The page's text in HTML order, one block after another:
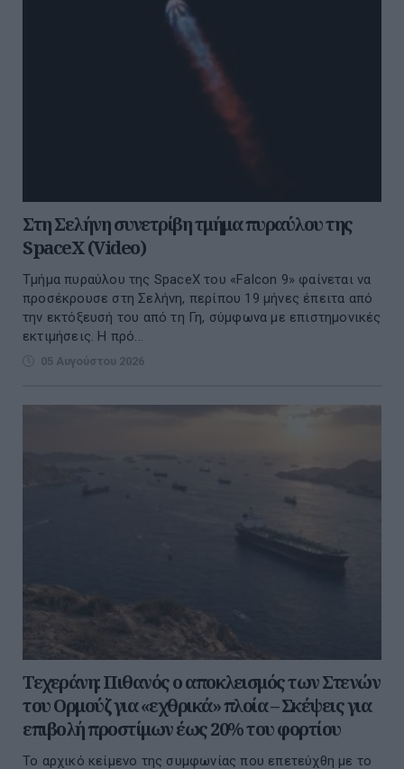
Στη Σελήνη συνετρίβη τμήμα πυραύλου της
SpaceX (Video)
Τμήμα πυραύλου της SpaceX του «Falcon 9» φαίνεται να
προσέκρουσε στη Σελήνη, περίπου 19 μήνες έπειτα από
την εκτόξευσή του από τη Γη, σύμφωνα με επιστημονικές
εκτιμήσεις. Η πρό...
05 Αυγούστου 2026
Τεχεράνη: Πιθανός ο αποκλεισμός των Στενών
του Ορμούζ για «εχθρικά» πλοία – Σκέψεις για
επιβολή προστίμων έως 20% του φορτίου
Το αρχικό κείμενο της συμφωνίας που επετεύχθη με το